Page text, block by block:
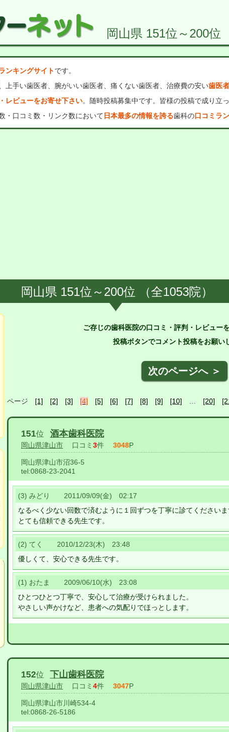
岡山県 151位～200位
ンキングサイトです。
上手い歯医者、腕がいい歯医者、痛くない歯医者、治療費の安い歯医
レビューをお寄せ下さい。随時投稿募集中です。皆様の投稿で成り立
・口コミ数・リンク数において 日本最多の情報を誇る歯科の口コミラ
岡山県 151位～200位 （全1053院）
ご存じの歯科医院の口コミ・評判・レビュー
投稿ボタンでコメント投稿をお願い
次のページへ ＞
ページ [1] [2] [3] [4] [5] [6] [7] [8] [9] [10] [20]
151位 酒本歯科医院
岡山県津山市 口コミ 3件 3048P
岡山県津山市沼36-5
tel:0868-23-2041
(3) みどり 2011/09/09(金) 02:17
なるべく少ない回数で済むように１回ずつを丁寧に診てください
とても信頼できる先生です。
(2) てく 2010/12/23(木) 23:48
優しくて、安心できる先生です。
(1) おたま 2009/06/10(水) 23:08
ひとつひとつ丁寧で、安心して治療が受けられました。
やさしい声かけなど、患者への気配りでほっとします。
152位 下山歯科医院
岡山県津山市 口コミ 4件 3047P
岡山県津山市川崎534-4
tel:0868-26-5186